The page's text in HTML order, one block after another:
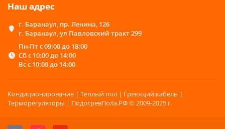
погодных условий и времени суток.
Терморегулятор для насоса предназначен
для управления циклами включения и
выключения: все зависит от того, как
быстро нагревается и остывает воздух в
помещении. Отличная возможность не
только продлить время службы насоса, но и
прочности.
Терморегулятор для котла – возможность
соотносить данные от отопительной
Наш адрес
г. Баранаул, пр. Ленина, 126
г. Баранаул, ул Павловский тракт 299
Пн-Пт с 09:00 до 18:00
Сб с 10:00 до 14:00
Вс с 10:00 до 14:00
Кондиционирование | Теплый пол | Греющий кабель |
Терморегуляторы | ПодогревПола.РФ © 2009-2025 г.